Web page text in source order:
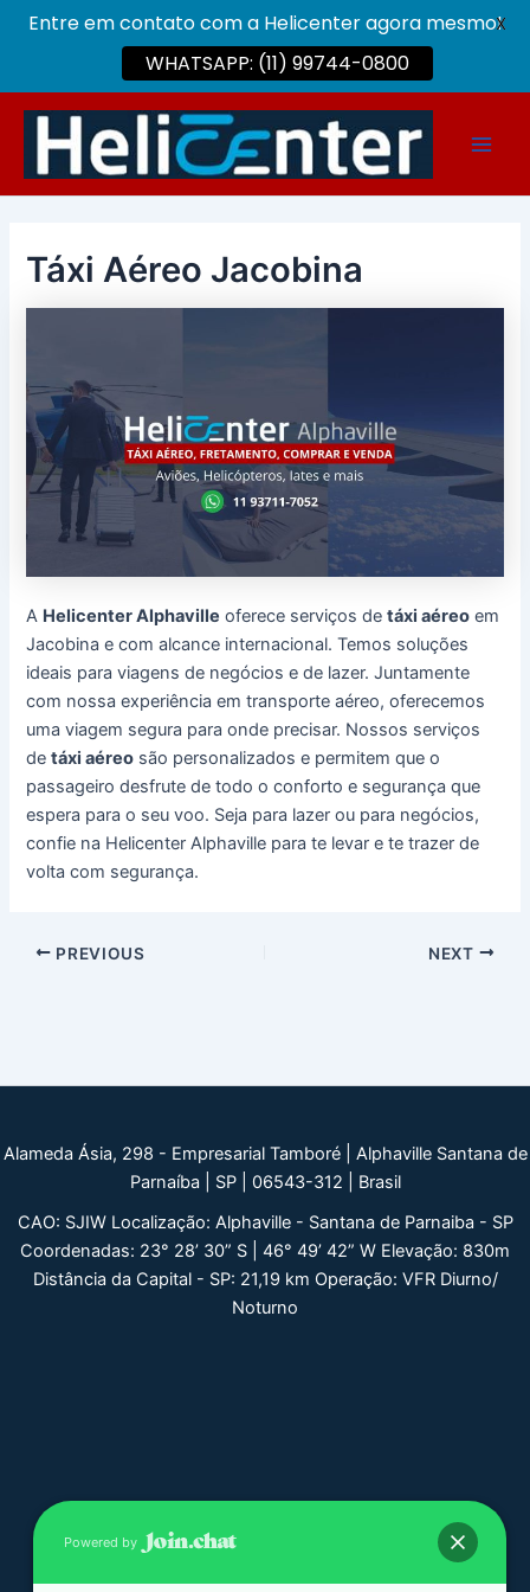
conteúdo
Táxi Aéreo Jacobina
A Helicenter Alphaville oferece serviços detáxi aéreo em
Jacobina e com alcance internacional. Temos soluções
ideais para viagens de negócios e de lazer. Juntamente
com nossa experiência em transporte aéreo, oferecemos
uma viagem segura para onde precisar. Nossos serviços
detáxi aéreo são personalizados e permitem que o
passageiro desfrute de todo o conforto e segurança que
espera para o seu voo. Seja para lazer ou para negócios,
confie na Helicenter Alphaville para te levar e te trazer de
volta com segurança.
Post
PREVIOUS NEXT
Alameda Ásia, 298 - Empresarial Tamboré | Alphaville Santana de
Parnaíba | SP | 06543-312 | Brasil
CAO: SJIW Localização: Alphaville - Santana de Parnaiba - SP
Coordenadas: 23° 28’ 30” S | 46° 49’ 42” W Elevação: 830m
Distância da Capital - SP: 21,19 km Operação: VFR Diurno/
Noturno
Entre em contato com a Helicenter agora mesmo!
WHATSAPP: (11) 99744-0800
X
Powered by